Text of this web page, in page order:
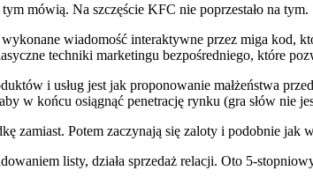
mówią. Na szczęście KFC nie poprzestało na tym.
wiadomość interaktywne przez miga
techniki marketingu bezpośredniego, które
i usług jest jak proponowanie małżeństwa
w końcu osiągnąć penetrację rynku (gra słów nie
zamiast. Potem zaczynają się zaloty i podobnie jak
listy, działa sprzedaż relacji. Oto 5-